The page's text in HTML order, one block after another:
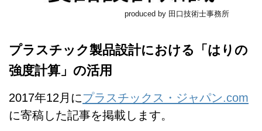
produced by 田口技術士事務所
プラスチック製品設計における「はりの
強度計算」の活用
2017年12月にプラスチックス・ジャパン.com
に寄稿した記事を掲載します。